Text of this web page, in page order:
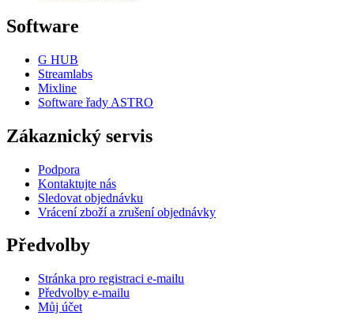
Software
G HUB
Streamlabs
Mixline
Software řady ASTRO
Zákaznický servis
Podpora
Kontaktujte nás
Sledovat objednávku
Vrácení zboží a zrušení objednávky
Předvolby
Stránka pro registraci e-mailu
Předvolby e-mailu
Můj účet